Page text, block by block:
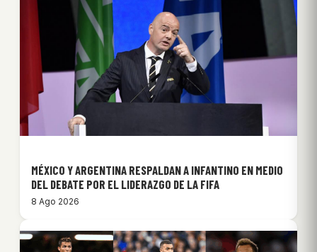
MÉXICO Y ARGENTINA RESPALDAN A INFANTINO EN MEDIO
DEL DEBATE POR EL LIDERAZGO DE LA FIFA
8 Ago 2026